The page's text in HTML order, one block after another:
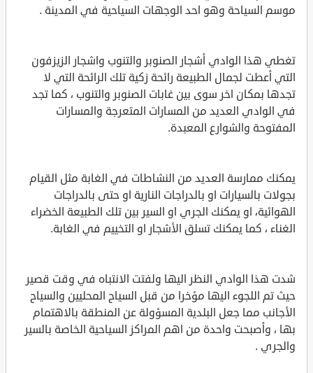
موسم السياحة وهو احد الوجهات السياحية في المدينة .
تغطي هذا الوادي أشجار الصنوبر والتنوب واشجار الزيزفون
التي أعطت لجمال الطبيعة رائحة زكية تلك الرائحة التي لا
تجدها بمكان اخر سوى بين غابات الصنوبر والتنوب ، كما تجد
في الوادي العديد من المسارات المتعرجة والمسارات
المفتوحة والشوارع المعبدة.
يمكنك ممارسة العديد من النشاطات في الغابة مثل القيام
بجولات بالسيارات او بالدراجات النارية او حتى بالدراجات
الهوائية، او يمكنك الجري او السير بين تلك الطبيعة الخضراء
الغناء ، كما يمكنك تسلق الأشجار او التخييم في الغابة.
شدت هذا الوادي النظر اليها ولفتت الانتباه في وقت قصير
حيث تم اللجوء اليها مؤخرا من قبل السياح المحليين والسياح
الأجانب مما جعل البلدية المسؤولة عن المنطقة بالاهتمام
بها ، وأصبحت واحدة من اهم المراكز السياحية الخاصة بالسير
والجري .